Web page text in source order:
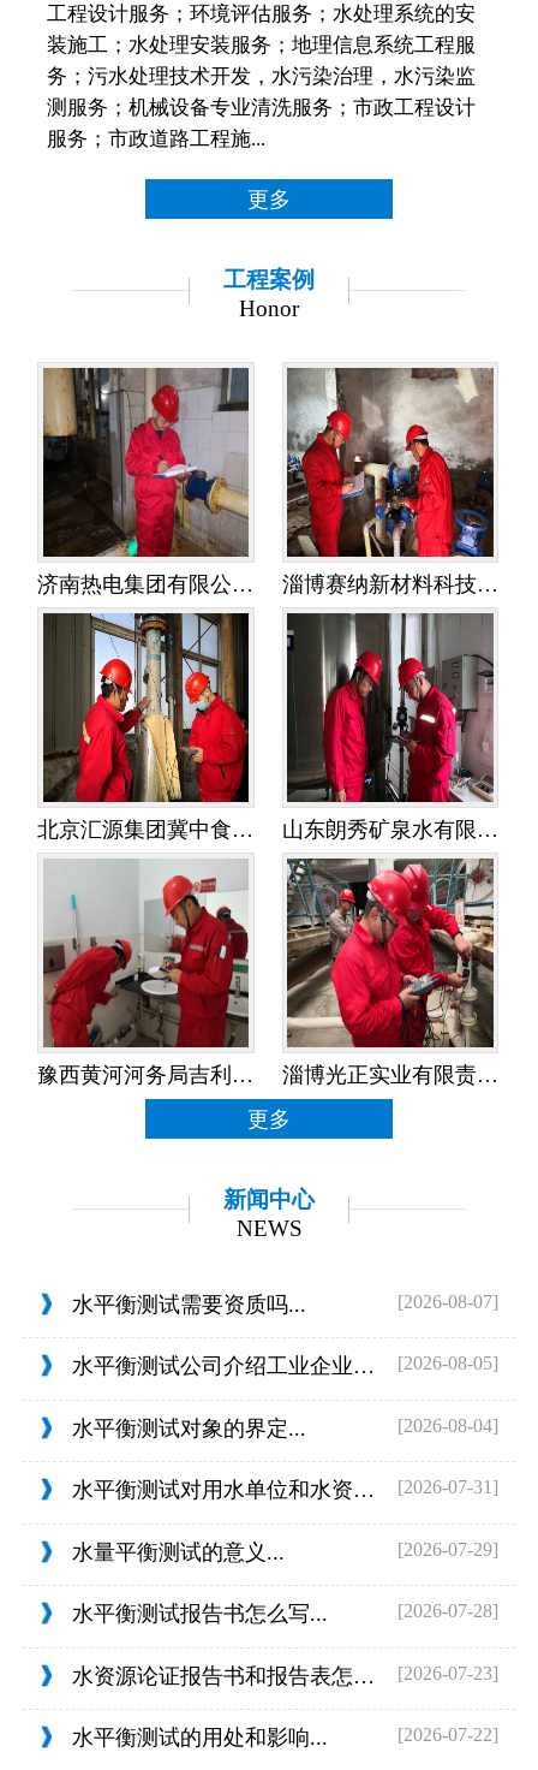
工程设计服务；环境评估服务；水处理系统的安
装施工；水处理安装服务；地理信息系统工程服
务；污水处理技术开发，水污染治理，水污染监
测服务；机械设备专业清洗服务；市政工程设计
服务；市政道路工程施...
更多
工程案例
Honor
济南热电集团有限公司金鸡岭热电分公司——水平衡测试 淄博赛纳新材料科技有限公司——水平衡测试
北京汇源集团冀中食品饮料有限公司——水平衡测试 山东朗秀矿泉水有限公司——水平衡测试
豫西黄河河务局吉利黄河河务局——水平衡测试
淄博光正实业有限责任公司——水平衡测试
更多
新闻中心
NEWS
水平衡测试需要资质吗... [2026-08-07]
水平衡测试公司介绍工业企业的用水范围... [2026-08-05]
水平衡测试对象的界定... [2026-08-04]
水平衡测试对用水单位和水资源管理的目... [2026-07-31]
水量平衡测试的意义... [2026-07-29]
水平衡测试报告书怎么写... [2026-07-28]
水资源论证报告书和报告表怎么判定... [2026-07-23]
水平衡测试的用处和影响... [2026-07-22]